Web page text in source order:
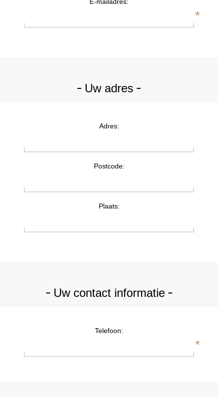
*
Uw adres
Adres:
Postcode:
Plaats:
Uw contact informatie
Telefoon:
*